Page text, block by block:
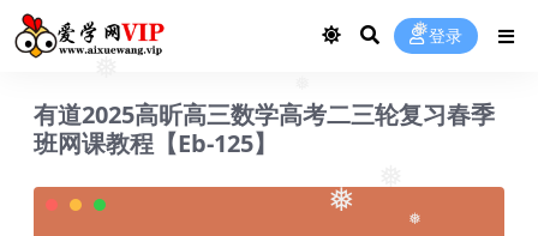
❅
❅
❅
❅
登录
有道2025高昕高三数学高考二三轮复习春季
班网课教程【Eb-125】